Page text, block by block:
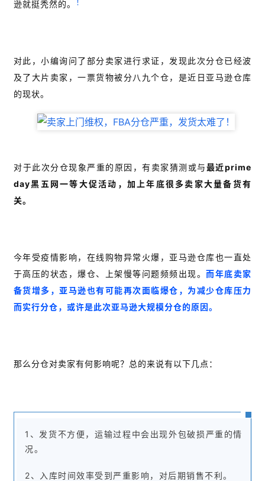
推
广
实
战
分
例
拆
解
C
逊就挺秃然的。
对此，小编询问了部分卖家进行求证，发现此次分仓已经波
及了大片卖家，一票货物被分八九个仓，是近日亚马逊仓库
的现状。
对于此次分仓现象严重的原因，有卖家猜测或与最近prime
day黑五网一等大促活动，加上年底很多卖家大量备货有
关。
今年受疫情影响，在线购物异常火爆，亚马逊仓库也一直处
于高压的状态，爆仓、上架慢等问题频频出现。而年底卖家
备货增多，亚马逊也有可能再次面临爆仓，为减少仓库压力
而实行分仓，或许是此次亚马逊大规模分仓的原因。
那么分仓对卖家有何影响呢？总的来说有以下几点：
1、发货不方便，运输过程中会出现外包破损严重的情
况。
2、入库时间效率受到严重影响，对后期销售不利。